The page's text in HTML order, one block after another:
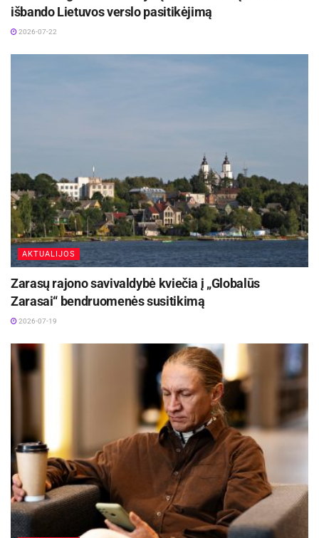
išbando Lietuvos verslo pasitikėjimą
2026-07-22
AKTUALIJOS
Zarasų rajono savivaldybė kviečia į „Globalūs
Zarasai“ bendruomenės susitikimą
2026-07-19